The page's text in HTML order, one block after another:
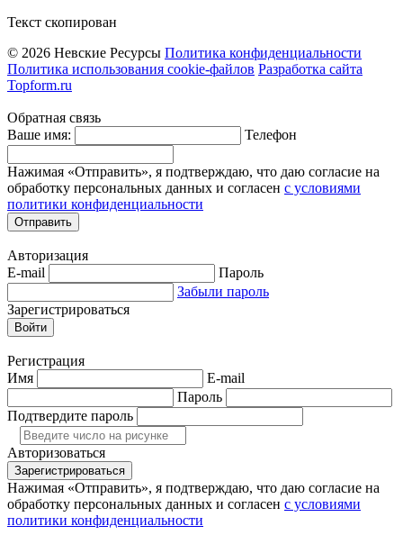
Текст скопирован
© 2026 Невские Ресурсы Политика конфиденциальности
Политика использования cookie-файлов Разработка сайта
Topform.ru
Обратная связь
Ваше имя:
Телефон
Нажимая «Отправить», я подтверждаю, что даю согласие на
обработку персональных данных и согласен с условиями
политики конфиденциальности
Отправить
Авторизация
E-mail
Пароль
Забыли пароль
Зарегистрироваться
Войти
Регистрация
Имя
E-mail
Пароль
Подтвердите пароль
Авторизоваться
Зарегистрироваться
Нажимая «Отправить», я подтверждаю, что даю согласие на
обработку персональных данных и согласен с условиями
политики конфиденциальности